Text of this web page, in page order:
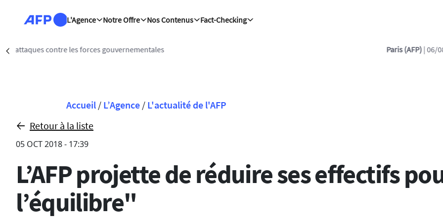
L'Agence
Notre Offre Nos Contenus Fact-Checking
Précédent Paris (AFP) | Hantavirus : un touriste ayant transité en France testé
Fil d'Ariane
Accueil / L’Agence / L'actualité de l'AFP
Retour à la liste
05 OCT 2018 - 17:39
L’AFP projette de réduire ses effectifs
l’équilibre"